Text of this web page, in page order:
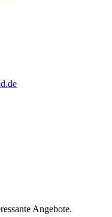
Angebote.